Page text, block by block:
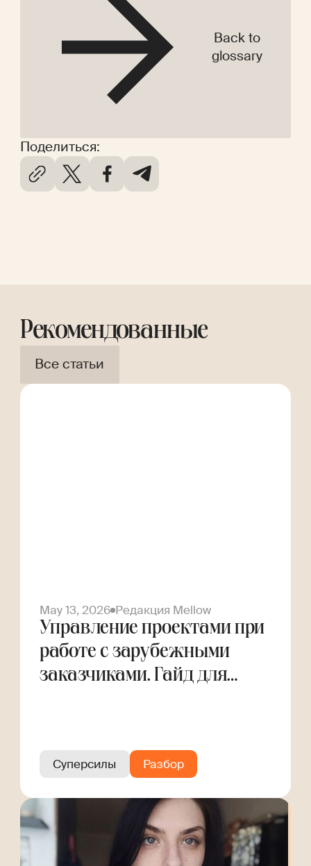
Поделиться:
Back to
glossary
Рекомендованные
Все статьи
May 13, 2026 Редакция Mellow
Управление проектами при
работе с зарубежными
заказчиками. Гайд для
Суперсилы Разбор